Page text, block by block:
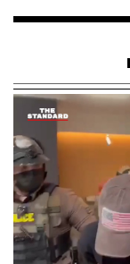
เรือนไทยที่ถูกซุก